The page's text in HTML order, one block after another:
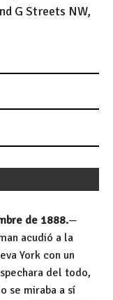
G Streets NW,
de 1888.—
acudió a la
York con un
del todo,
se miraba a sí